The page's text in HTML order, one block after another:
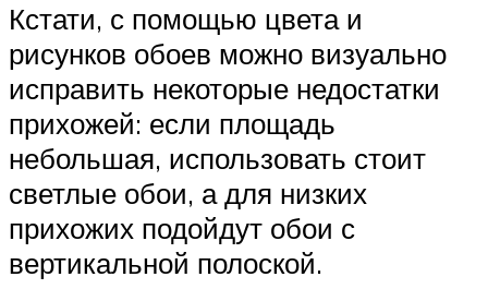
Кстати, с помощью цвета и
рисунков обоев можно визуально
исправить некоторые недостатки
прихожей: если площадь
небольшая, использовать стоит
светлые обои, а для низких
прихожих подойдут обои с
вертикальной полоской.